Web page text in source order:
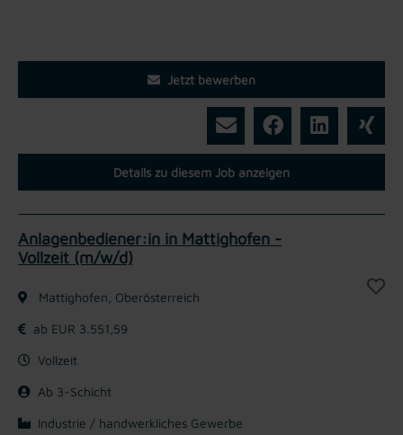
Jetzt bewerben
Details zu diesem Job anzeigen
Anlagenbediener:in in Mattighofen -
Vollzeit (m/w/d)
Mattighofen, Oberösterreich
ab EUR 3.551,59
Vollzeit
Ab 3-Schicht
Industrie / handwerkliches Gewerbe